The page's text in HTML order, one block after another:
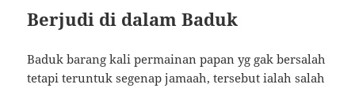
Berjudi di dalam Baduk
Baduk barang kali permainan papan yg gak bersalah
tetapi teruntuk segenap jamaah, tersebut ialah salah